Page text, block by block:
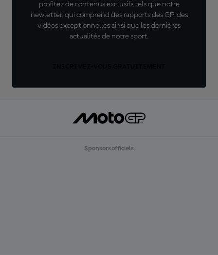
profitez de contenus exclusifs tels que notre
newletter, qui comprend des rapports des GP, des
vidéos exceptionnelles ainsi que les dernières
actualités de notre sport.
Sponsors officiels